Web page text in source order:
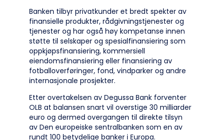
Banken tilbyr privatkunder et bredt spekter av
finansielle produkter, rådgivningstjenester og
tjenester og har også høy kompetanse innen
støtte til selskaper og spesialfinansiering som
oppkjøpsfinansiering, kommersiell
eiendomsfinansiering eller finansiering av
fotballoverføringer, fond, vindparker og andre
internasjonale prosjekter.
Etter overtakelsen av Degussa Bank forventer
OLB at balansen snart vil overstige 30 milliarder
euro og dermed overgangen til direkte tilsyn
av Den europeiske sentralbanken som en av
rundt 100 betydelige banker i Europa.